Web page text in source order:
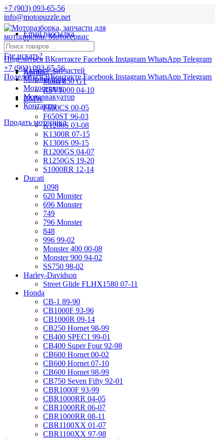
+7 (903) 093-65-56
info@motopuzzle.net
Email рассылка
Новости
Поделиться ВКонтакте Facebook Instagram WhatsApp Telegram
+7 (903) 093-65-56
Поделиться ВКонтакте Facebook Instagram WhatsApp Telegram
Где искать?
Aprilia
Mana 850 GT
RSV1000 04-10
BMW
F650CS 00-05
F650ST 96-03
K1200S 03-08
K1300R 07-15
K1300S 09-15
R1200GS 04-07
R1250GS 19-20
S1000RR 12-14
Ducati
1098
620 Monster
696 Monster
749
796 Monster
848
996 99-02
Monster 400 00-08
Monster 900 94-02
SS750 98-02
Harley-Davidson
Street Glide FLHX1580 07-11
Honda
CB-1 89-90
CB1000F 93-96
CB1000R 09-14
CB250 Hornet 98-99
CB400 SPEC1 99-01
CB400 Super Four 92-98
CB600 Hornet 00-02
CB600 Hornet 07-10
CB600 Hornet 98-99
CB750 Seven Fifty 92-01
CBR1000F 93-99
CBR1000RR 04-05
CBR1000RR 06-07
CBR1000RR 08-11
CBR1100XX 01-07
CBR1100XX 97-98
Каталог запчастей
Мотоподбор
Мотосервис
Мотоэвакуатор
Контакты
Продать мотоцикл